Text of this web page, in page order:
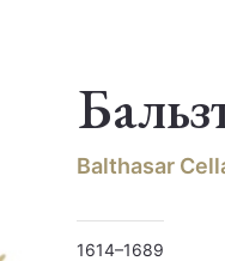
Balthasar
1614–1689